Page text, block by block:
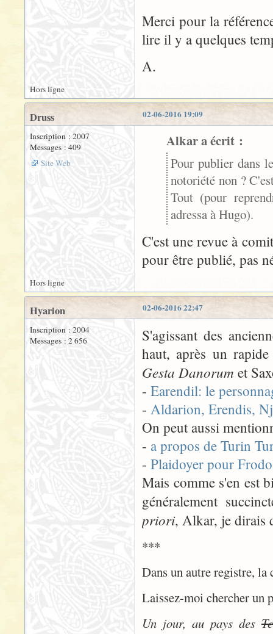
Merci pour la
lire il y a quelques
A.
Hors ligne
02-06-2016 19:09
Druss
Inscription : 2007
Messages : 409
Site Web
Alkar a écrit :
Pour publier dans
notoriété non ?
Tout (pour
adressa à Hugo).
C'est une revue à
pour être publié, pas
Hors ligne
02-06-2016 22:47
Hyarion
Inscription : 2004
Messages : 2 656
S'agissant des
haut, après un
Gesta Danorum et
- Earendil: le
- Aldarion, Erendis,
On peut aussi
- a propos de Turin
- Plaidoyer pour Frodo
Mais comme s'en est
généralement
priori, Alkar, je dirais
***
Dans un autre registre, la
Laissez-moi chercher un
Un jour, au pays des